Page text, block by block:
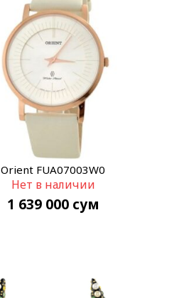
Orient FUA07003W0
Нет в наличии
1 639 000 сум